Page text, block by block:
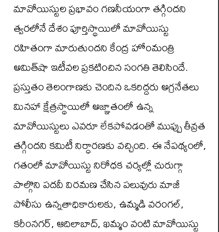
మావోయిస్టుల ప్రభావం గణనీయంగా తగ్గిందని
త్వరలోనే దేశం పూర్తిస్థాయిలో మావోయిస్టు
రహితంగా మారుతుందని కేంద్ర హోంమంత్రి
అమిత్‌షా ఇటీవల ప్రకటించిన సంగతి తెలిసిందే.
ప్రస్తుతం తెలంగాణకు చెందిన ఒకరిద్దరు అగ్రనేతలు
మినహా క్షేత్రస్థాయిలో అజ్ఞాతంలో ఉన్న
మావోయిస్టులు ఎవరూ లేకపోవడంతో ముప్పు తీవ్రత
తగ్గిందని కమిటీ నిర్ధారణకు వచ్చింది. ఈ నేపథ్యంలో,
గతంలో మావోయిస్టు నిరోధక చర్యల్లో చురుగ్గా
పాల్గొని పదవీ విరమణ చేసిన పలువురు మాజీ
పోలీసు ఉన్నతాధికారులకు, ఉమ్మడి వరంగల్,
కరీంనగర్, ఆదిలాబాద్, ఖమ్మం వంటి మావోయిస్టు